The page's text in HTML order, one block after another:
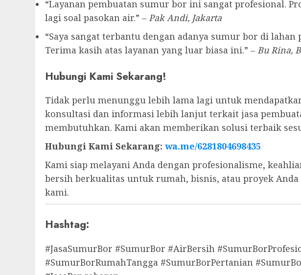
“Layanan pembuatan sumur bor ini sangat profesional.
lagi soal pasokan air.” – Pak Andi, Jakarta
“Saya sangat terbantu dengan adanya sumur bor di
Terima kasih atas layanan yang luar biasa ini.” – Bu Rina,
Hubungi Kami Sekarang!
Tidak perlu menunggu lebih lama lagi untuk
konsultasi dan informasi lebih lanjut terkait jasa
membutuhkan. Kami akan memberikan solusi terbaik
Hubungi Kami Sekarang: wa.me/6281804698435
Kami siap melayani Anda dengan profesionalisme,
bersih berkualitas untuk rumah, bisnis, atau proyek
kami.
Hashtag:
#JasaSumurBor #SumurBor #AirBersih
#SumurBorRumahTangga #SumurBorPertanian